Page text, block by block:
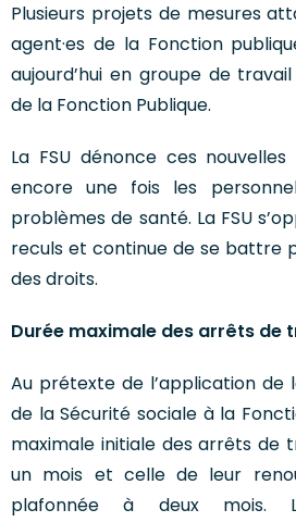
Plusieurs projets de mesures
agent·es de la Fonction
aujourd’hui en groupe de
de la Fonction Publique.
La FSU dénonce ces
encore une fois les
problèmes de santé. La FSU
reculs et continue de se battre
des droits.
Durée maximale des arrêts de
Au prétexte de l’application de
de la Sécurité sociale à la
maximale initiale des arrêts de
un mois et celle de leur
plafonnée à deux mois.